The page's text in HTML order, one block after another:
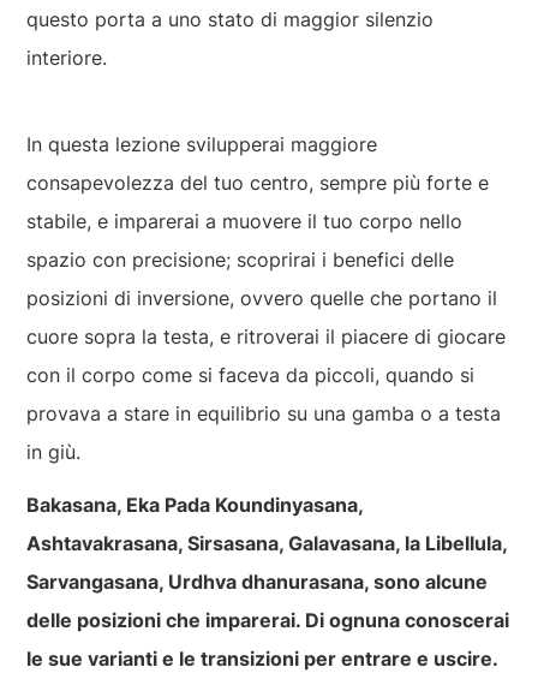
questo porta a uno stato di maggior silenzio
interiore.
In questa lezione svilupperai maggiore
consapevolezza del tuo centro, sempre più forte e
stabile, e imparerai a muovere il tuo corpo nello
spazio con precisione; scoprirai i benefici delle
posizioni di inversione, ovvero quelle che portano il
cuore sopra la testa, e ritroverai il piacere di giocare
con il corpo come si faceva da piccoli, quando si
provava a stare in equilibrio su una gamba o a testa
in giù.
Bakasana, Eka Pada Koundinyasana,
Ashtavakrasana, Sirsasana, Galavasana, la Libellula,
Sarvangasana, Urdhva dhanurasana, sono alcune
delle posizioni che imparerai. Di ognuna conoscerai
le sue varianti e le transizioni per entrare e uscire.